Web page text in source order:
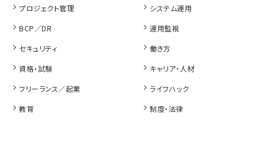
プロジェクト管理
システム運用
BCP／DR
運用監視
セキュリティ
働き方
資格・試験
キャリア・人材
フリーランス／起業
ライフハック
教育
制度・法律